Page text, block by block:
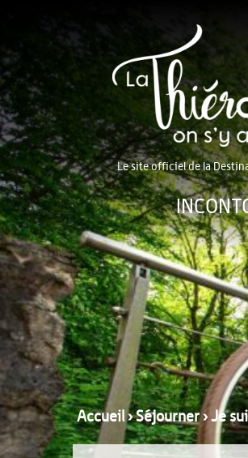
Le site officiel de la
Accueil›Séjourner› Je